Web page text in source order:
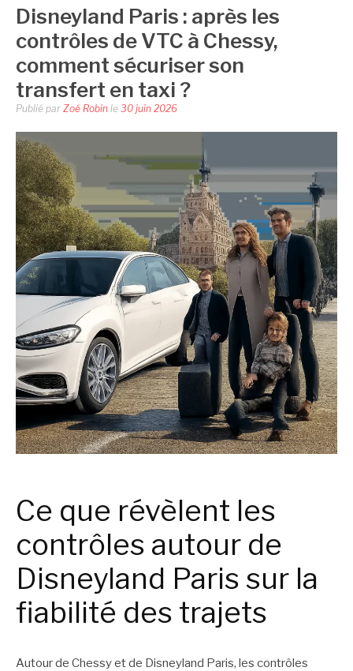
Disneyland Paris : après les
contrôles de VTC à Chessy,
comment sécuriser son
transfert en taxi ?
Publié par Zoé Robin le 30 juin 2026
Ce que révèlent les
contrôles autour de
Disneyland Paris sur la
fiabilité des trajets
Autour de Chessy et de Disneyland Paris, les contrôles